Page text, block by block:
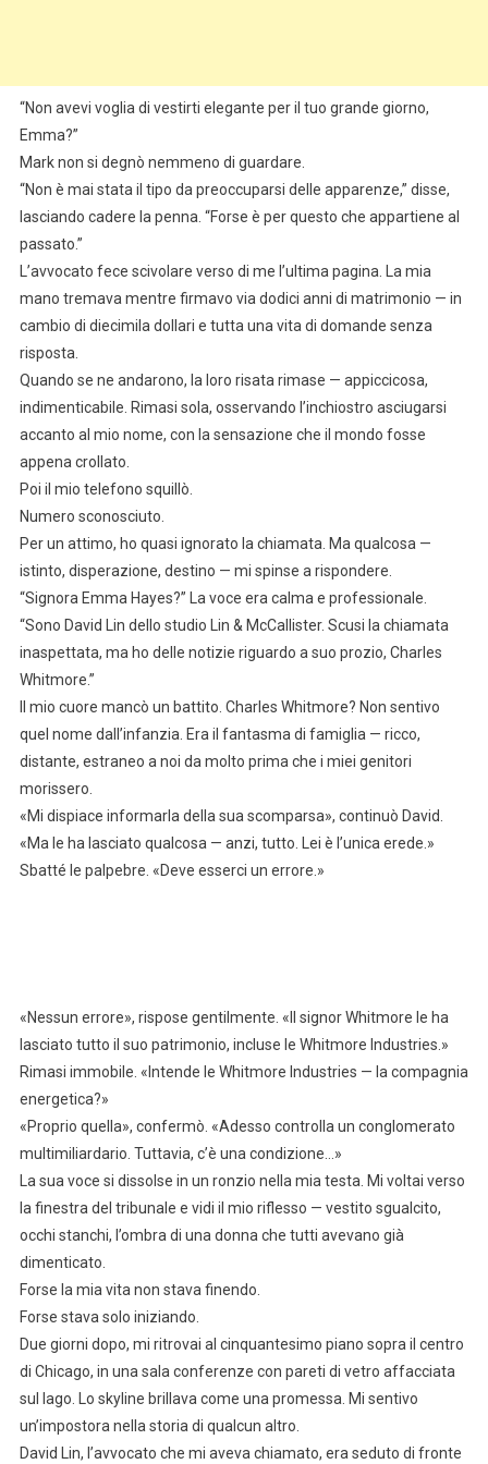
“Non avevi voglia di vestirti elegante per il tuo grande giorno,
Emma?”
Mark non si degnò nemmeno di guardare.
“Non è mai stata il tipo da preoccuparsi delle apparenze,” disse,
lasciando cadere la penna. “Forse è per questo che appartiene al
passato.”
L’avvocato fece scivolare verso di me l’ultima pagina. La mia
mano tremava mentre firmavo via dodici anni di matrimonio — in
cambio di diecimila dollari e tutta una vita di domande senza
risposta.
Quando se ne andarono, la loro risata rimase — appiccicosa,
indimenticabile. Rimasi sola, osservando l’inchiostro asciugarsi
accanto al mio nome, con la sensazione che il mondo fosse
appena crollato.
Poi il mio telefono squillò.
Numero sconosciuto.
Per un attimo, ho quasi ignorato la chiamata. Ma qualcosa —
istinto, disperazione, destino — mi spinse a rispondere.
“Signora Emma Hayes?” La voce era calma e professionale.
“Sono David Lin dello studio Lin & McCallister. Scusi la chiamata
inaspettata, ma ho delle notizie riguardo a suo prozio, Charles
Whitmore.”
Il mio cuore mancò un battito. Charles Whitmore? Non sentivo
quel nome dall’infanzia. Era il fantasma di famiglia — ricco,
distante, estraneo a noi da molto prima che i miei genitori
morissero.
«Mi dispiace informarla della sua scomparsa», continuò David.
«Ma le ha lasciato qualcosa — anzi, tutto. Lei è l’unica erede.»
Sbatté le palpebre. «Deve esserci un errore.»
«Nessun errore», rispose gentilmente. «Il signor Whitmore le ha
lasciato tutto il suo patrimonio, incluse le Whitmore Industries.»
Rimasi immobile. «Intende le Whitmore Industries — la compagnia
energetica?»
«Proprio quella», confermò. «Adesso controlla un conglomerato
multimiliardario. Tuttavia, c’è una condizione…»
La sua voce si dissolse in un ronzio nella mia testa. Mi voltai verso
la finestra del tribunale e vidi il mio riflesso — vestito sgualcito,
occhi stanchi, l’ombra di una donna che tutti avevano già
dimenticato.
Forse la mia vita non stava finendo.
Forse stava solo iniziando.
Due giorni dopo, mi ritrovai al cinquantesimo piano sopra il centro
di Chicago, in una sala conferenze con pareti di vetro affacciata
sul lago. Lo skyline brillava come una promessa. Mi sentivo
un’impostora nella storia di qualcun altro.
David Lin, l’avvocato che mi aveva chiamato, era seduto di fronte